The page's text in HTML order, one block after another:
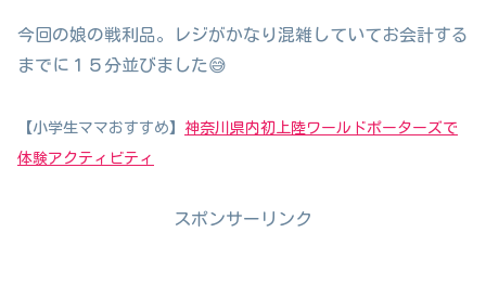
今回の娘の戦利品。レジがかなり混雑していてお会計する
までに１５分並びました😅
【小学生ママおすすめ】 神奈川県内初上陸ワールドポーターズで
体験アクティビティ
スポンサーリンク